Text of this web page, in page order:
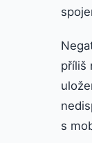
příliš
s